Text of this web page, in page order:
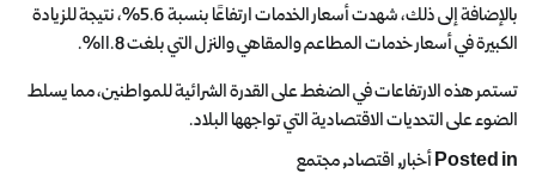
بالإضافة إلى ذلك، شهدت أسعار الخدمات ارتفاعًا بنسبة 5.6%، نتيجة للزيادة
الكبيرة في أسعار خدمات المطاعم والمقاهي والنزل التي بلغت 11.8%.
تستمر هذه الارتفاعات في الضغط على القدرة الشرائية للمواطنين، مما يسلط
الضوء على التحديات الاقتصادية التي تواجهها البلاد.
Posted inأخبار,اقتصاد,مجتمع